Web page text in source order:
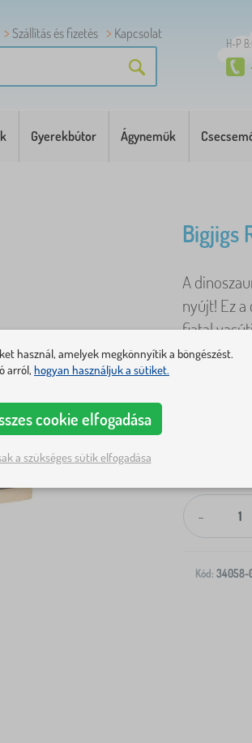
Szállítás és fizetés Kapcsolat
H-P
Gyerekbútor Ágyneműk
Bigjigs
A
nyújt! Ez
fiatal
Kiszállítás
-
Kód: 34058-
használ, amelyek megkönnyítik a böngészést.
arról, hogyan használjuk a sütiket.
cookie elfogadása
a szükséges sütik elfogadása